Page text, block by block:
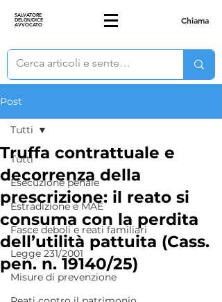
SALVATORE
DELGIUDICE
AVVOCATO Chiama
Post
Tutti
Esecuzione penale
Estradizione e MAE
Fasce deboli e reati familiari
Legge 231/2001
Misure di prevenzione
Tutti
Truffa contrattuale e
decorrenza della
prescrizione: il reato si
consuma con la perdita
dell’utilità pattuita (Cass.
pen. n. 19140/25)